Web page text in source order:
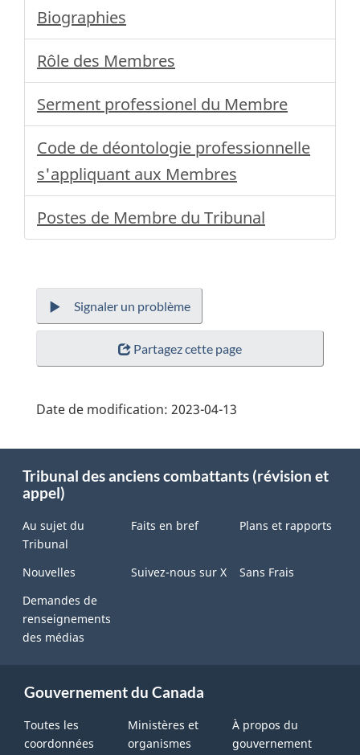
Biographies
Rôle des Membres
Serment professionel du Membre
Code de déontologie professionnelle
s'appliquant aux Membres
Postes de Membre du Tribunal
Signaler un problème
Partagez cette page
Date de modification: 2023-04-13
this
site
Tribunal des anciens combattants (révision et
appel)
Au sujet du
Tribunal
Faits en bref Plans et rapports
Nouvelles Suivez-nous sur X
Sans Frais
Demandes de
renseignements
des médias
Gouvernement du Canada
Toutes les
coordonnées
Ministères et
organismes
À propos du
gouvernement